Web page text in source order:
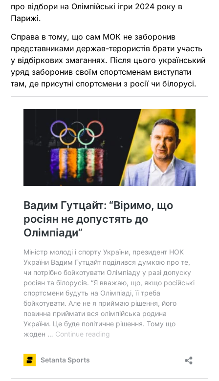
про відбори на Олімпійські ігри 2024 року в
Парижі.
Справа в тому, що сам МОК не заборонив
представниками держав-терористів брати участь
у відбіркових змаганнях. Після цього український
уряд заборонив своїм спортсменам виступати
там, де присутні спортсмени з росії чи білорусі.